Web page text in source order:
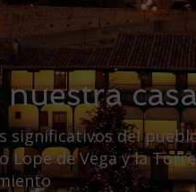
significativos del
Lope de Vega y la